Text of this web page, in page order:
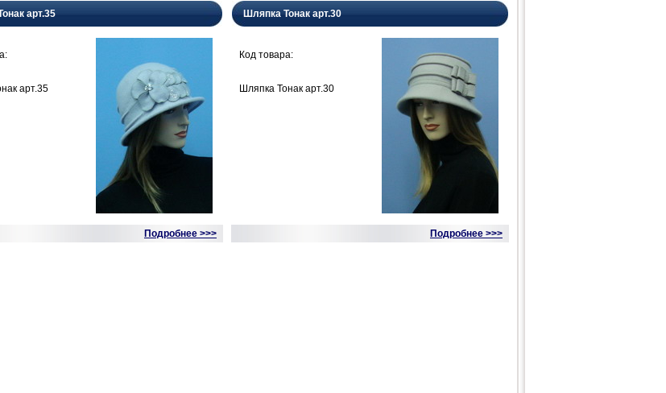
арт.35
арт.35
Подробнее >>>
Шляпка Тонак арт.30
Код товара:
Шляпка Тонак арт.30
Подробнее >>>